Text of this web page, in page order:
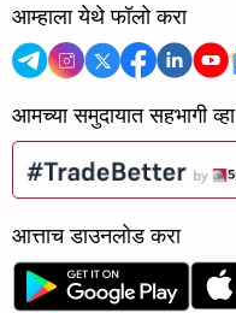
आम्हाला येथे फॉलो करा
आमच्या समुदायात सहभागी व्हा
आत्ताच डाउनलोड करा